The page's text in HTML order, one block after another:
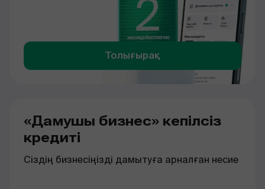
Толығырақ
«Дамушы бизнес» кепілсіз
кредиті
Сіздің бизнесіңізді дамытуға арналған несие